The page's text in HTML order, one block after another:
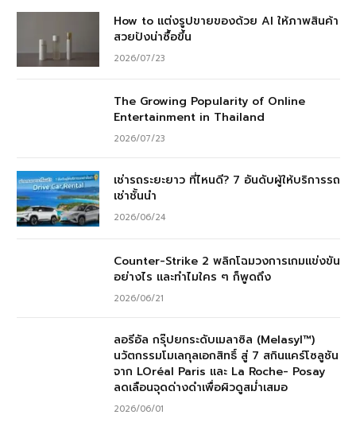
How to แต่งรูปขายของด้วย AI ให้ภาพสินค้า
สวยปังน่าซื้อขึ้น
2026/07/23
The Growing Popularity of Online
Entertainment in Thailand
2026/07/23
เช่ารถระยะยาว ที่ไหนดี? 7 อันดับผู้ให้บริการรถ
เช่าชั้นนำ
2026/06/24
Counter-Strike 2 พลิกโฉมวงการเกมแข่งขัน
อย่างไร และทำไมใคร ๆ ก็พูดถึง
2026/06/21
ลอรีอัล กรุ๊ปยกระดับเมลาซิล (Melasyl™)
นวัตกรรมโมเลกุลเอกสิทธิ์ สู่ 7 สกินแคร์โซลูชัน
จาก LOréal Paris และ La Roche- Posay
ลดเลือนจุดด่างดำเพื่อผิวดูสม่ำเสมอ
2026/06/01